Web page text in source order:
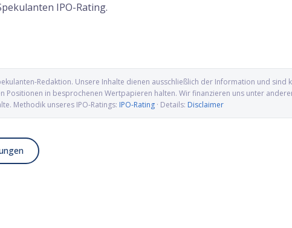
IPO-Rating.
Redaktion. Unsere Inhalte dienen ausschließlich der Information und
in besprochenen Wertpapieren halten. Wir finanzieren uns unter
Methodik unseres IPO-Ratings: IPO-Rating · Details: Disclaimer